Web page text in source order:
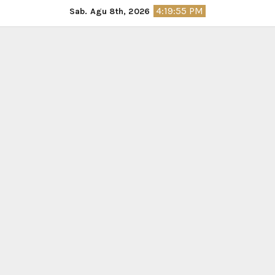
to
Sab. Agu 8th, 2026 4:19:56 PM